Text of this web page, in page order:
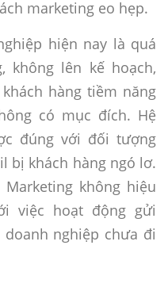
marketing eo hẹp.
hiện nay là quá
không lên kế hoạch,
hàng tiềm năng
có mục đích. Hệ
đúng với đối tượng
bị khách hàng ngó lơ.
không hiệu
việc hoạt động gửi
nghiệp chưa đi